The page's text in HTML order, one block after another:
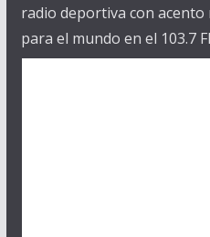
radio deportiva con
para el mundo en el 103.7